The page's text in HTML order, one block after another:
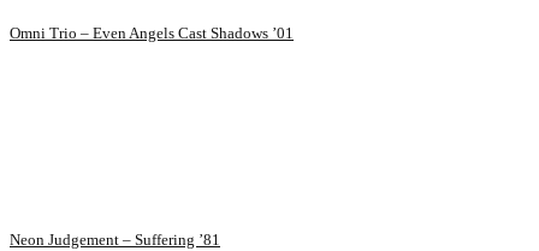
Omni Trio – Even Angels Cast Shadows ’01
Neon Judgement – Suffering ’81